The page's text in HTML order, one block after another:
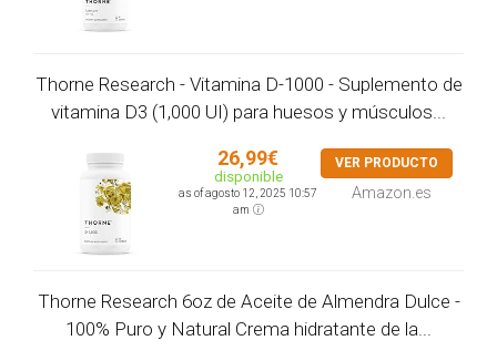
Thorne Research - Vitamina D-1000 - Suplemento de
vitamina D3 (1,000 UI) para huesos y músculos...
26,99€
disponible
as of agosto 12, 2025 10:57
am
VER PRODUCTO
Amazon.es
Thorne Research 6oz de Aceite de Almendra Dulce -
100% Puro y Natural Crema hidratante de la...